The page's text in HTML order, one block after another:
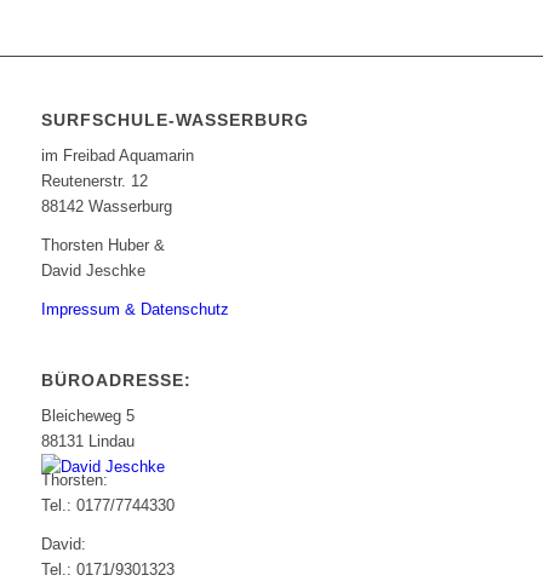
SURFSCHULE-WASSERBURG
im Freibad Aquamarin
Reutenerstr. 12
88142 Wasserburg
Thorsten Huber &
David Jeschke
Impressum & Datenschutz
BÜROADRESSE:
Bleicheweg 5
88131 Lindau
Thorsten:
Tel.: 0177/7744330
David:
Tel.: 0171/9301323